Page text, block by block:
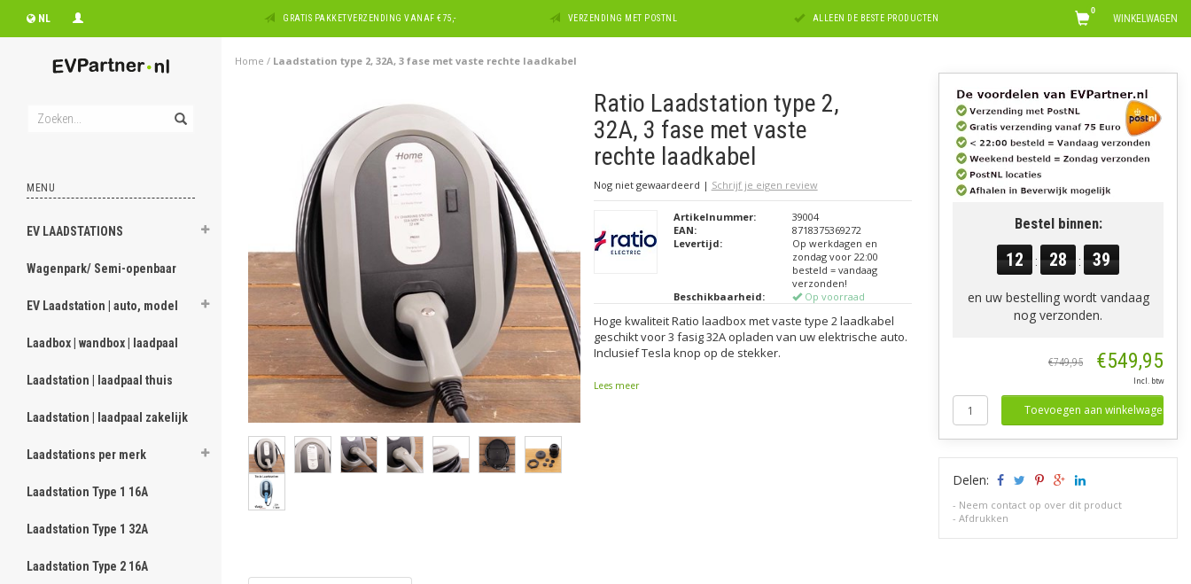
NL GRATIS PAKKETVERZENDING VANAF €75,- VERZENDING MET POSTNL ALLEEN DE BESTE PRODUCTEN WINKELWAGEN
0
MENU
EV LAADSTATIONS
Wagenpark/ Semi-openbaar
EV Laadstation | auto, model
Laadbox | wandbox | laadpaal
Laadstation | laadpaal thuis
Laadstation | laadpaal zakelijk
Laadstations per merk
Laadstation Type 1 16A
Laadstation Type 1 32A
Laadstation Type 2 16A
Home / Laadstation type 2, 32A, 3 fase met vaste rechte laadkabel
Ratio Laadstation type 2,
32A, 3 fase met vaste
rechte laadkabel
Nog niet gewaardeerd | Schrijf je eigen review
Artikelnummer:
39004
EAN:
8718375369272
Levertijd:
Op werkdagen en
zondag voor 22:00
besteld = vandaag
verzonden!
Beschikbaarheid:
Op voorraad
Hoge kwaliteit Ratio laadbox met vaste type 2 laadkabel
geschikt voor 3 fasig 32A opladen van uw elektrische auto.
Inclusief Tesla knop op de stekker.
Lees meer
Bestel binnen:
12 : 28 : 38
en uw bestelling wordt vandaag
nog verzonden.
€749,95 €549,95
Incl. btw
Toevoegen aan winkelwagen
Delen:
- Neem contact op over dit product
-Afdrukken